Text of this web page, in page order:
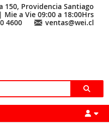
150, Providencia Santiago
a Vie 09:00 a 18:00Hrs
4600
ventas@wei.cl